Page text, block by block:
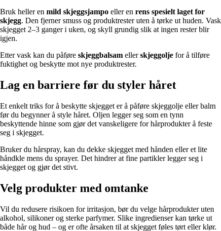
Bruk heller en mild skjeggsjampo eller en rens spesielt laget for
skjegg. Den fjerner smuss og produktrester uten å tørke ut huden. Vask
skjegget 2–3 ganger i uken, og skyll grundig slik at ingen rester blir
igjen.
Etter vask kan du påføre skjeggbalsam ellerskjeggolje for å tilføre
fuktighet og beskytte mot nye produktrester.
Lag en barriere før du styler håret
Et enkelt triks for å beskytte skjegget er å påføre skjeggolje eller balm
før du begynner å style håret. Oljen legger seg som en tynn
beskyttende hinne som gjør det vanskeligere for hårprodukter å feste
seg i skjegget.
Bruker du hårspray, kan du dekke skjegget med hånden eller et lite
håndkle mens du sprayer. Det hindrer at fine partikler legger seg i
skjegget og gjør det stivt.
Velg produkter med omtanke
Vil du redusere risikoen for irritasjon, bør du velge hårprodukter uten
alkohol, silikoner og sterke parfymer. Slike ingredienser kan tørke ut
både hår og hud – og er ofte årsaken til at skjegget føles tørt eller klør.